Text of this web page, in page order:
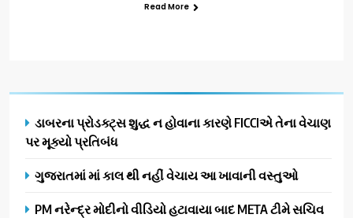
Read More
ડાબરના પ્રોડક્ટ્સ શુદ્ધ ન હોવાના કારણે FICCIએ તેના વેચાણ
પર મૂક્યો પ્રતિબંધ
ગુજરાતમાં માં કાલ થી નહીં વેચાય આ ખાવાની વસ્તુઓ
PM નરેન્દ્ર મોદીનો વીડિયો હટાવાયા બાદ META ટીમે સચિવ